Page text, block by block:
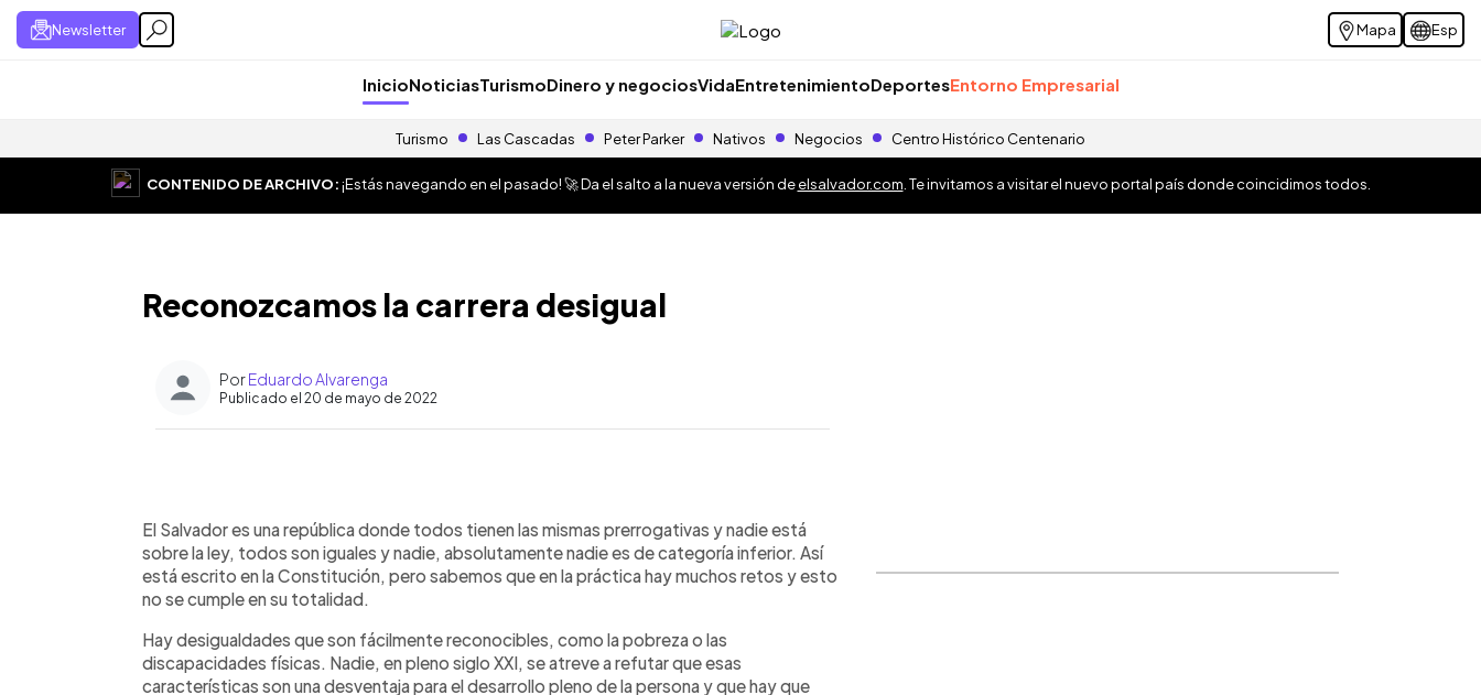
Newsletter Mapa Esp
InicioNoticiasTurismoDinero y negociosVidaEntretenimientoDeportesEntorno Empresarial
Turismo Las Cascadas Peter Parker Nativos Negocios Centro Histórico Centenario
CONTENIDO DE ARCHIVO:¡Estás navegando en el pasado! 🚀 Da el salto a la nueva versión deelsalvador.com . Te invitamos a visitar el nuevo portal país donde coincidimos todos.
Reconozcamos la carrera desigual
PorEduardo Alvarenga
Publicado el 20 de mayo de 2022
► Escuchar artículo
El Salvador es una república donde todos tienen las mismas prerrogativas y nadie está
sobre la ley, todos son iguales y nadie, absolutamente nadie es de categoría inferior. Así
está escrito en la Constitución, pero sabemos que en la práctica hay muchos retos y esto
no se cumple en su totalidad.
Hay desigualdades que son fácilmente reconocibles, como la pobreza o las
discapacidades físicas. Nadie, en pleno siglo XXI, se atreve a refutar que esas
características son una desventaja para el desarrollo pleno de la persona y que hay que